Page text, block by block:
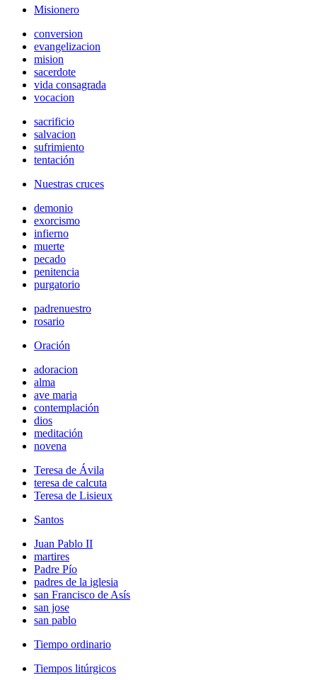
Misionero
conversion
evangelizacion
mision
sacerdote
vida consagrada
vocacion
sacrificio
salvacion
sufrimiento
tentación
Nuestras cruces
demonio
exorcismo
infierno
muerte
pecado
penitencia
purgatorio
padrenuestro
rosario
Oración
adoracion
alma
ave maria
contemplación
dios
meditación
novena
Teresa de Ávila
teresa de calcuta
Teresa de Lisieux
Santos
Juan Pablo II
martires
Padre Pío
padres de la iglesia
san Francisco de Asís
san jose
san pablo
Tiempo ordinario
Tiempos litúrgicos